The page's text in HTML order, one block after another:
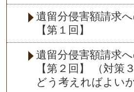
遺留分侵害額請求
【第１回】
遺留分侵害額請求
【第２回】 （対
どう考えればよいか